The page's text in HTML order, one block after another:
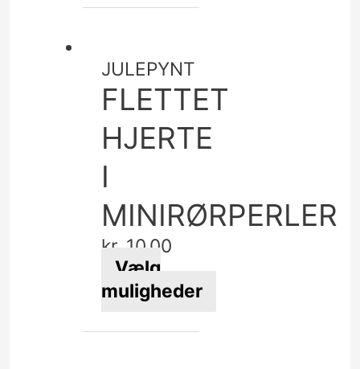
vare
flere
varianter.
Mulighederne
kan
vælges
på
varesiden
JULEPYNT
FLETTET
HJERTE
I
MINIRØRPERLER
kr. 10,00
Vælg
muligheder
vare